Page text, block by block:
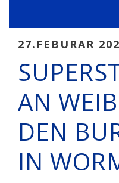
27.FEBURAR
AN
DEN
IN